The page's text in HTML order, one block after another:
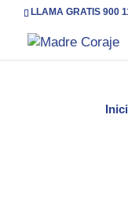
LLAMA GRATIS 900